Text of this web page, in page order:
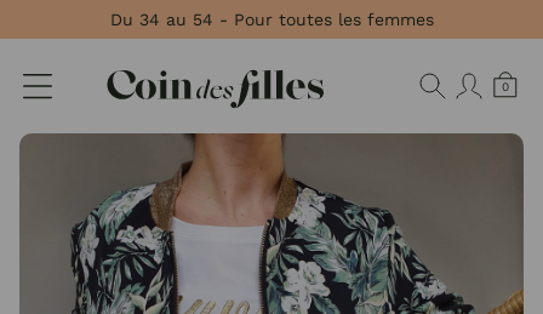
Du 34 au 54 - Pour toutes les femmes
0
Panneau de gestion des cookies